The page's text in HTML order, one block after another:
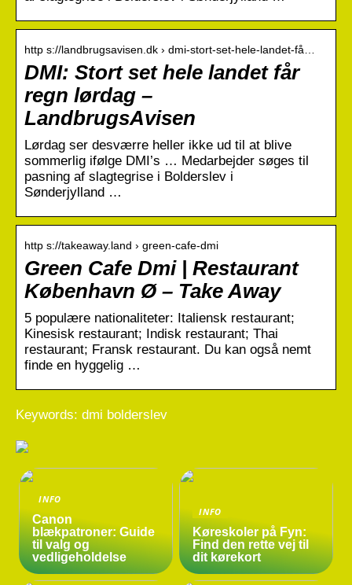
http s://landbrugsavisen.dk › dmi-stort-set-hele-landet-få…
DMI: Stort set hele landet får
regn lørdag –
LandbrugsAvisen
Lørdag ser desværre heller ikke ud til at blive
sommerlig ifølge DMI’s … Medarbejder søges til
pasning af slagtegrise i Bolderslev i
Sønderjylland …
http s://takeaway.land › green-cafe-dmi
Green Cafe Dmi | Restaurant
København Ø – Take Away
5 populære nationaliteter: Italiensk restaurant;
Kinesisk restaurant; Indisk restaurant; Thai
restaurant; Fransk restaurant. Du kan også nemt
finde en hyggelig …
Keywords: dmi bolderslev
INFO
Canon
blækpatroner: Guide
til valg og
vedligeholdelse
INFO
Køreskoler på Fyn:
Find den rette vej til
dit kørekort